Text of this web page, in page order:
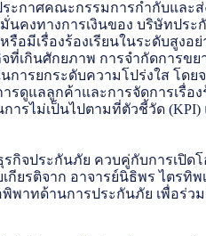
าศคณะกรรมการกำกับและ
คงทางการเงินของ บริษัทปร
เรื่องร้องเรียนในระดับสูงอ
ที่เกินศักยภาพ การจำกัดกา
กระดับความโปร่งใส โดยจะ
ดูแลลูกค้าและการจัดการเรื่
รไม่เป็นไปตามที่ตัวชี้วัด
กิจประกันภัย ควบคู่กับการเ
ยรติจาก อาจารย์นิธิพร ไตรทิ
พิพาทด้านการประกันภัย เพื่อ